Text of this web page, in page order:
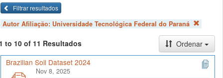
Filtrar resultados
Autor Afiliação: Universidade Tecnológica Federal do Paraná
to 10 of 11 Resultados
Ordenar
Brazilian Soil Dataset 2024
Nov 8, 2025